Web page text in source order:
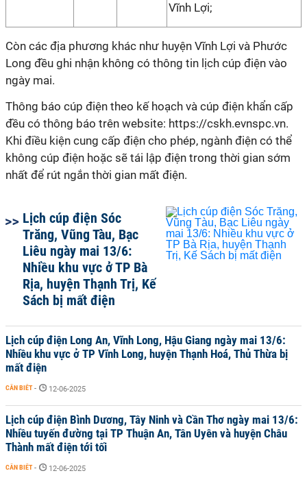
Vĩnh Lợi;
Còn các địa phương khác như huyện Vĩnh Lợi và Phước
Long đều ghi nhận không có thông tin lịch cúp điện vào
ngày mai.
Thông báo cúp điện theo kế hoạch và cúp điện khẩn cấp
đều có thông báo trên website: https://cskh.evnspc.vn.
Khi điều kiện cung cấp điện cho phép, ngành điện có thể
không cúp điện hoặc sẽ tái lập điện trong thời gian sớm
nhất để rút ngắn thời gian mất điện.
Lịch cúp điện Sóc
Trăng, Vũng Tàu, Bạc
Liêu ngày mai 13/6:
Nhiều khu vực ở TP Bà
Rịa, huyện Thạnh Trị, Kế
Sách bị mất điện
Lịch cúp điện Long An, Vĩnh Long, Hậu Giang ngày mai 13/6:
Nhiều khu vực ở TP Vĩnh Long, huyện Thạnh Hoá, Thủ Thừa bị
mất điện
CẦN BIẾT - 12-06-2025
Lịch cúp điện Bình Dương, Tây Ninh và Cần Thơ ngày mai 13/6:
Nhiều tuyến đường tại TP Thuận An, Tân Uyên và huyện Châu
Thành mất điện tới tối
CẦN BIẾT - 12-06-2025